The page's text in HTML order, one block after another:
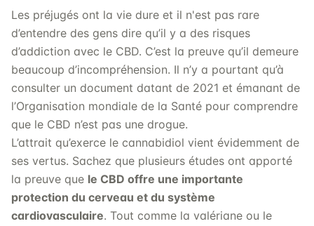
Les préjugés ont la vie dure et il n'est pas rare
d’entendre des gens dire qu’il y a des risques
d’addiction avec le CBD. C’est la preuve qu’il demeure
beaucoup d’incompréhension. Il n’y a pourtant qu’à
consulter un document datant de 2021 et émanant de
l’Organisation mondiale de la Santé pour comprendre
que le CBD n’est pas une drogue.
L’attrait qu’exerce le cannabidiol vient évidemment de
ses vertus. Sachez que plusieurs études ont apporté
la preuve que le CBD offre une importante
protection du cerveau et du système
cardiovasculaire. Tout comme la valériane ou le